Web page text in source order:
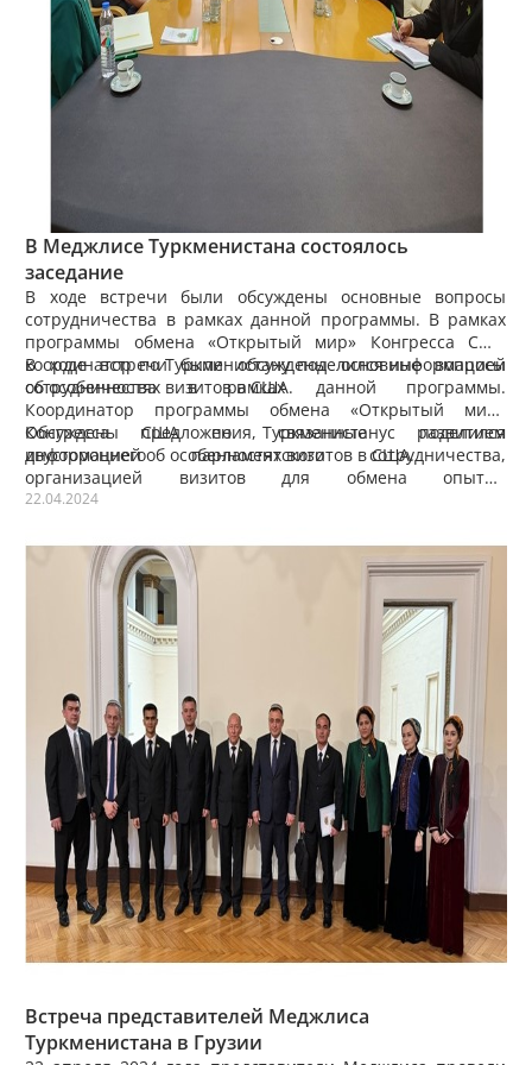
В Меджлисе Туркменистана состоялось
заседание
В ходе встречи были обсуждены основные вопросы
сотрудничества в рамках данной программы. В рамках
программы обмена «Открытый мир» Конгресса США
координатор по Туркменистану поделился информацией
об особенностях визитов в США.
В ходе встречи были обсуждены основные вопросы
сотрудничества в рамках данной программы.
Координатор программы обмена «Открытый мир»
Конгресса США по Туркменистану поделился
информацией об особенностях визитов в США.
Обсуждены предложения, связанные с развитием
двустороннего парламентского сотрудничества,
организацией визитов для обмена опытом
законотворческой работы.
22.04.2024
Встреча представителей Меджлиса
Туркменистана в Грузии